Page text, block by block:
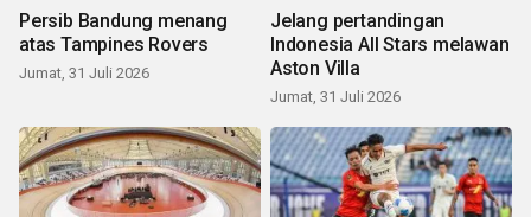
Persib Bandung menang
atas Tampines Rovers
Jumat, 31 Juli 2026
Jelang pertandingan
Indonesia All Stars melawan
Aston Villa
Jumat, 31 Juli 2026